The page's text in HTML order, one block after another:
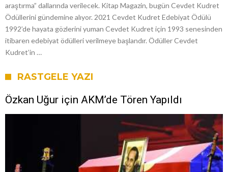
araştırma” dallarında verilecek. Kitap Magazin, bugün Cevdet Kudret
Ödüllerini gündemine alıyor. 2021 Cevdet Kudret Edebiyat Ödülü
1992’de hayata gözlerini yuman Cevdet Kudret için 1993 senesinden
itibaren edebiyat ödülleri verilmeye başlandır. Ödüller Cevdet
Kudret’in …
RASTGELE YAZI
Özkan Uğur için AKM’de Tören Yapıldı